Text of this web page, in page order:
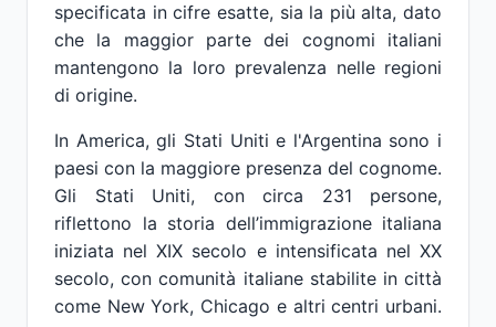
specificata in cifre esatte, sia la più alta, dato
che la maggior parte dei cognomi italiani
mantengono la loro prevalenza nelle regioni
di origine.
In America, gli Stati Uniti e l'Argentina sono i
paesi con la maggiore presenza del cognome.
Gli Stati Uniti, con circa 231 persone,
riflettono la storia dell’immigrazione italiana
iniziata nel XIX secolo e intensificata nel XX
secolo, con comunità italiane stabilite in città
come New York, Chicago e altri centri urbani.